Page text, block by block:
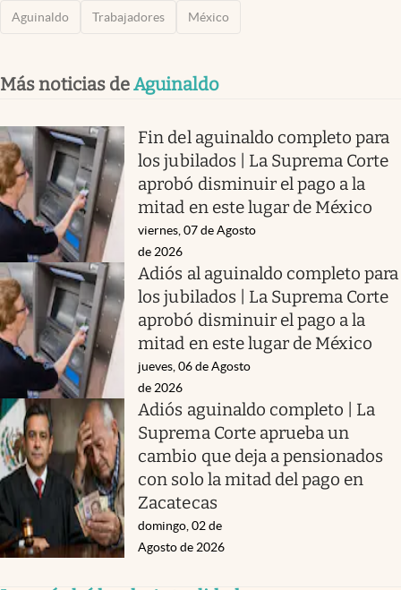
Aguinaldo Trabajadores México
Más noticias deAguinaldo
Fin del aguinaldo completo para
los jubilados | La Suprema Corte
aprobó disminuir el pago a la
mitad en este lugar de México
viernes, 07 de Agosto
de 2026
Adiós al aguinaldo completo para
los jubilados | La Suprema Corte
aprobó disminuir el pago a la
mitad en este lugar de México
jueves, 06 de Agosto
de 2026
Adiós aguinaldo completo | La
Suprema Corte aprueba un
cambio que deja a pensionados
con solo la mitad del pago en
Zacatecas
domingo, 02 de
Agosto de 2026